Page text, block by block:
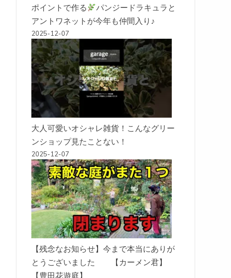
ポイントで作る
パンジードラキュラと
アントワネットが今年も仲間入り♪
2025-12-07
大人可愛いオシャレ雑貨！こんなグリー
ンショップ見たことない！
2025-12-07
【残念なお知らせ】今まで本当にありが
とうございました 【カーメン君】
【豊田花遊庭】